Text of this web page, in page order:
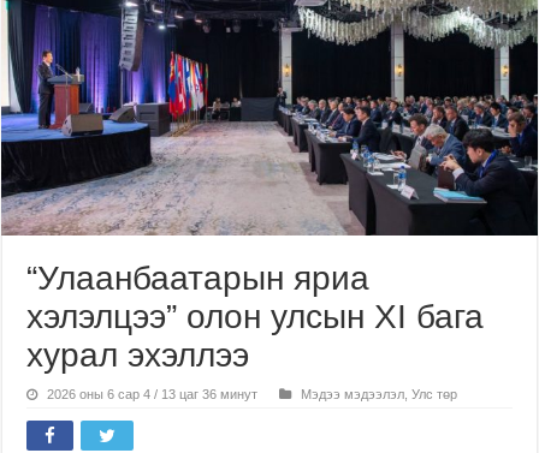
“Улаанбаатарын яриа
хэлэлцээ” олон улсын XI бага
хурал эхэллээ
2026 оны 6 сар 4 / 13 цаг 36 минут Мэдээ мэдээлэл ,Улс төр